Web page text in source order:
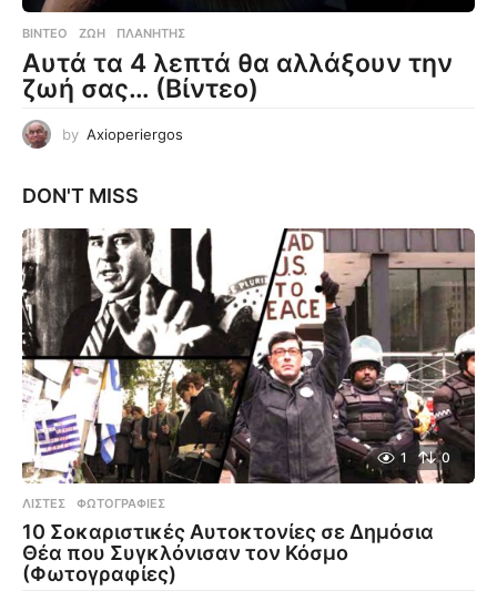
ΒΊΝΤΕΟ ΖΩΉ ,ΠΛΑΝΉΤΗΣ
Αυτά τα 4 λεπτά θα αλλάξουν την
ζωή σας… (Βίντεο)
by Axioperiergos
DON'T MISS
1 0
ΛΊΣΤΕΣ ,ΦΩΤΟΓΡΑΦΊΕΣ
10 Σοκαριστικές Αυτοκτονίες σε Δημόσια
Θέα που Συγκλόνισαν τον Κόσμο
(Φωτογραφίες)